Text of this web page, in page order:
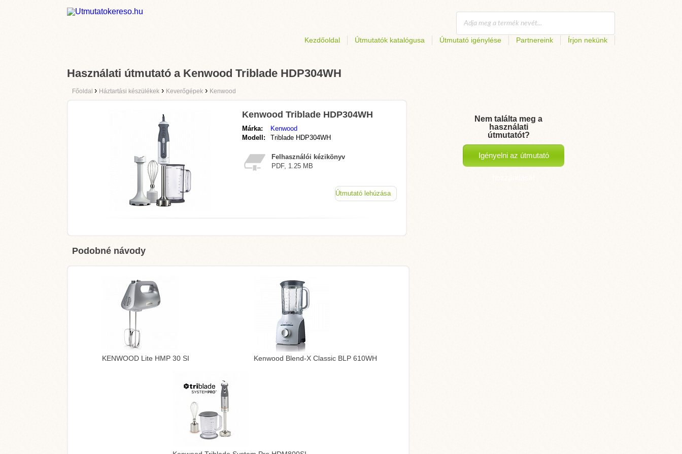
Kezdőoldal Útmutatók katalógusa Útmutató igénylése Partnereink Írjon nekünk
Használati útmutató a Kenwood Triblade HDP304WH
Főoldal › Háztartási készülékek › Keverőgépek › Kenwood
Kenwood Triblade HDP304WH
Márka:
Kenwood
Modell:
Triblade HDP304WH
Felhasználói kézikönyv
PDF, 1.25 MB
Útmutató lehúzása
Podobné návody
KENWOOD Lite HMP 30 SI Kenwood Blend-X Classic BLP 610WH
Nem találta meg a
használati
útmutatót?
Igényelni az útmutató